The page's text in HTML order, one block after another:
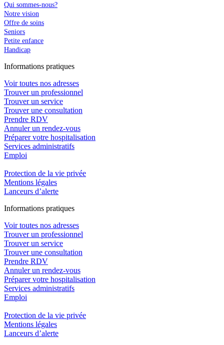
Qui sommes-nous?
Notre vision
Offre de soins
Seniors
Petite enfance
Handicap
Informations pratiques
Voir toutes nos adresses
Trouver un professionnel
Trouver un service
Trouver une consultation
Prendre RDV
Annuler un rendez-vous
Préparer votre hospitalisation
Services administratifs
Emploi​
Protection de la vie privée
Mentions légales
Lanceurs d’alerte
Informations pratiques
Voir toutes nos adresses
Trouver un professionnel
Trouver un service
Trouver une consultation
Prendre RDV
Annuler un rendez-vous
Préparer votre hospitalisation
Services administratifs
Emploi​
Protection de la vie privée
Mentions légales
Lanceurs d’alerte